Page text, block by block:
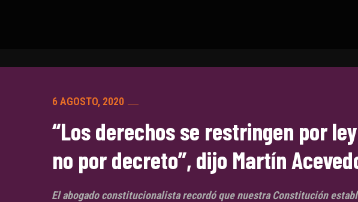
6 AGOSTO, 2020
“Los derechos se restringen por
no por decreto”, dijo Martín
El abogado constitucionalista recordó que nuestra Constitución